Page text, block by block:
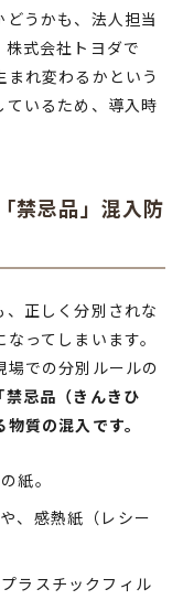
うかも、法人担当
式会社トヨダで
れ変わるかという
ているため、導入時
禁忌品」混入防
正しく分別されな
ってしまいます。
での分別ルールの
「禁忌品（きんきひ
質の混入です。
紙。
、感熱紙（レシー
ラスチックフィル